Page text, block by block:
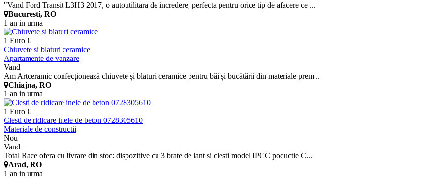
"Vand Ford Transit L3H3 2017, o autoutilitara de incredere, perfecta pentru orice tip de afacere ce ...
Bucuresti, RO
1 an in urma
1 Euro €
Chiuvete si blaturi ceramice
Apartamente de vanzare
Vand
Am Artceramic confecționează chiuvete și blaturi ceramice pentru băi și bucătării din materiale prem...
Chiajna, RO
1 an in urma
1 Euro €
Clesti de ridicare inele de beton 0728305610
Materiale de constructii
Nou
Vand
Total Race ofera cu livrare din stoc: dispozitive cu 3 brate de lant si clesti model IPCC poductie C...
Arad, RO
1 an in urma